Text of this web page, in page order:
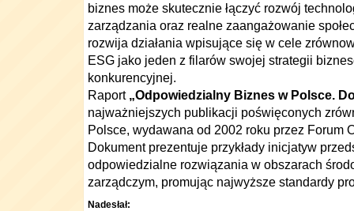
biznes może skutecznie łączyć rozwój
zarządzania oraz realne zaangażowanie
rozwija działania wpisujące się w cele
ESG jako jeden z filarów swojej strategii
konkurencyjnej.
Raport „Odpowiedzialny Biznes w Polsce.
najważniejszych publikacji poświęconych
Polsce, wydawana od 2002 roku przez Forum
Dokument prezentuje przykłady inicjatyw
odpowiedzialne rozwiązania w obszarach
zarządczym, promując najwyższe standardy
Nadesłał: